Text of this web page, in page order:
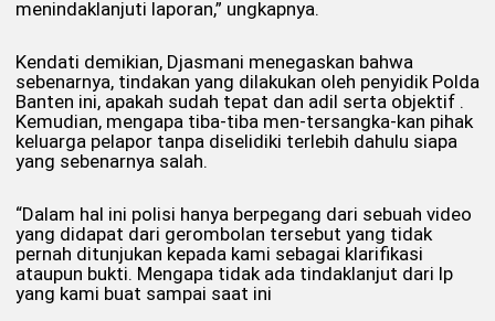
menindaklanjuti laporan,” ungkapnya.
Kendati demikian, Djasmani menegaskan bahwa
sebenarnya, tindakan yang dilakukan oleh penyidik Polda
Banten ini, apakah sudah tepat dan adil serta objektif .
Kemudian, mengapa tiba-tiba men-tersangka-kan pihak
keluarga pelapor tanpa diselidiki terlebih dahulu siapa
yang sebenarnya salah.
“Dalam hal ini polisi hanya berpegang dari sebuah video
yang didapat dari gerombolan tersebut yang tidak
pernah ditunjukan kepada kami sebagai klarifikasi
ataupun bukti. Mengapa tidak ada tindaklanjut dari lp
yang kami buat sampai saat ini